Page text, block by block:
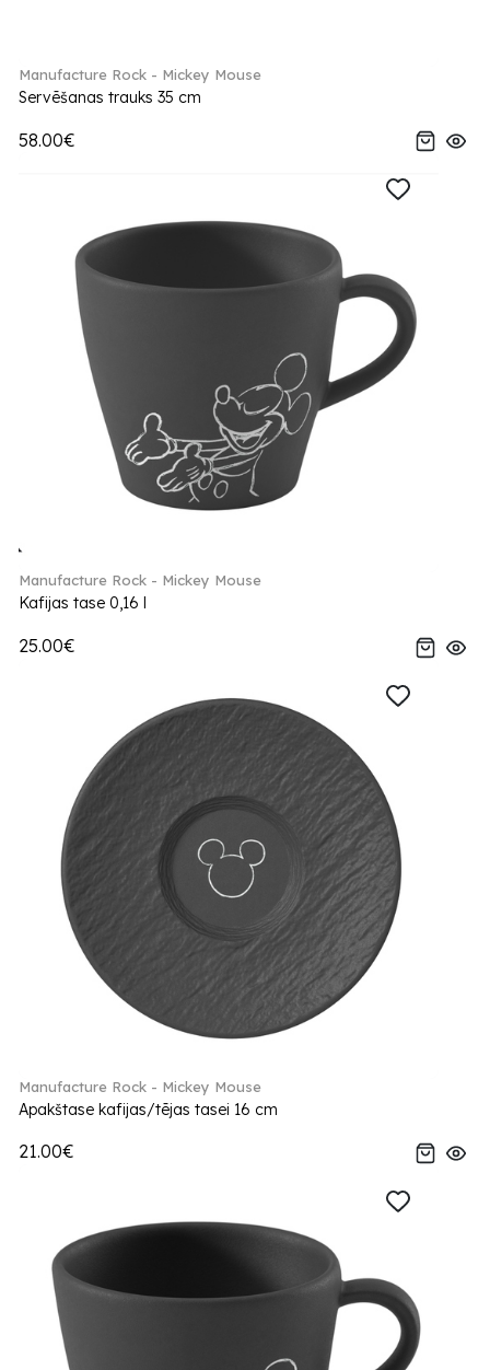
Manufacture Rock - Mickey Mouse
Servēšanas trauks 35 cm
58.00€
Manufacture Rock - Mickey Mouse
Kafijas tase 0,16 l
25.00€
Manufacture Rock - Mickey Mouse
Apakštase kafijas/tējas tasei 16 cm
21.00€